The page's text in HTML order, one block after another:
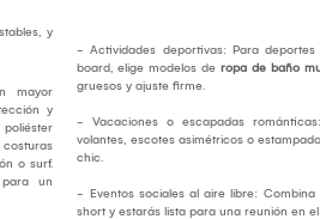
y
mayor
y
o surf.
un
- Actividades deportivas: Para
board, elige modelos deropa de baño
gruesos y ajuste firme.
- Vacaciones o escapadas
volantes, escotes asimétricos o
chic.
- Eventos sociales al aire libre:
short y estarás lista para una reunión en